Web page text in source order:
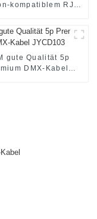
kompatiblem RJ45
JYBN410
gute Qualität 5p
DMX-Kabel